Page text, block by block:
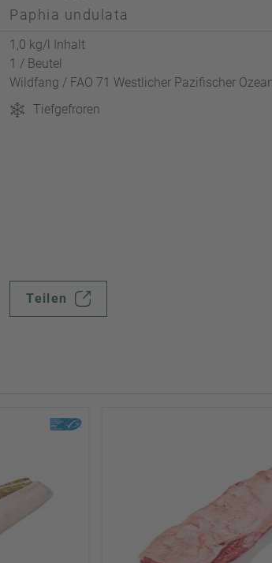
Paphia undulata
1,0 kg/l Inhalt
1 / Beutel
Wildfang / FAO 71 Westlicher Pazifischer
Tiefgefroren
Teilen